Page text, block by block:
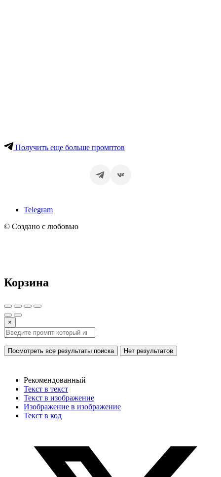
Получить еще больше промптов
Telegram
© Создано с любовью
Корзина
×
Посмотреть все результаты поиска Нет результатов
Рекомендованный
Текст в текст
Текст в изображение
Изображение в изображение
Текст в код